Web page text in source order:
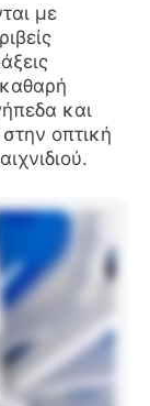
με
και
οπτική